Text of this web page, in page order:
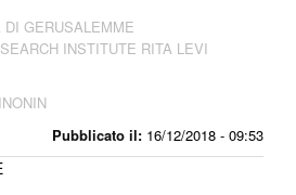
Pubblicato il: 16/12/2018 - 09:53
GERUSALEMME
INSTITUTE RITA LEVI